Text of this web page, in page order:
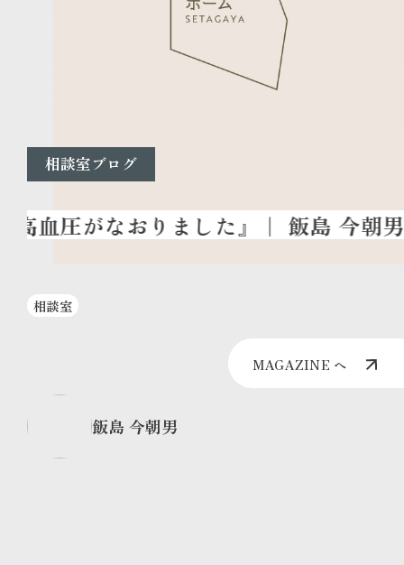
相談室ブログ
相談室
MAGAZINE へ
飯島 今朝男